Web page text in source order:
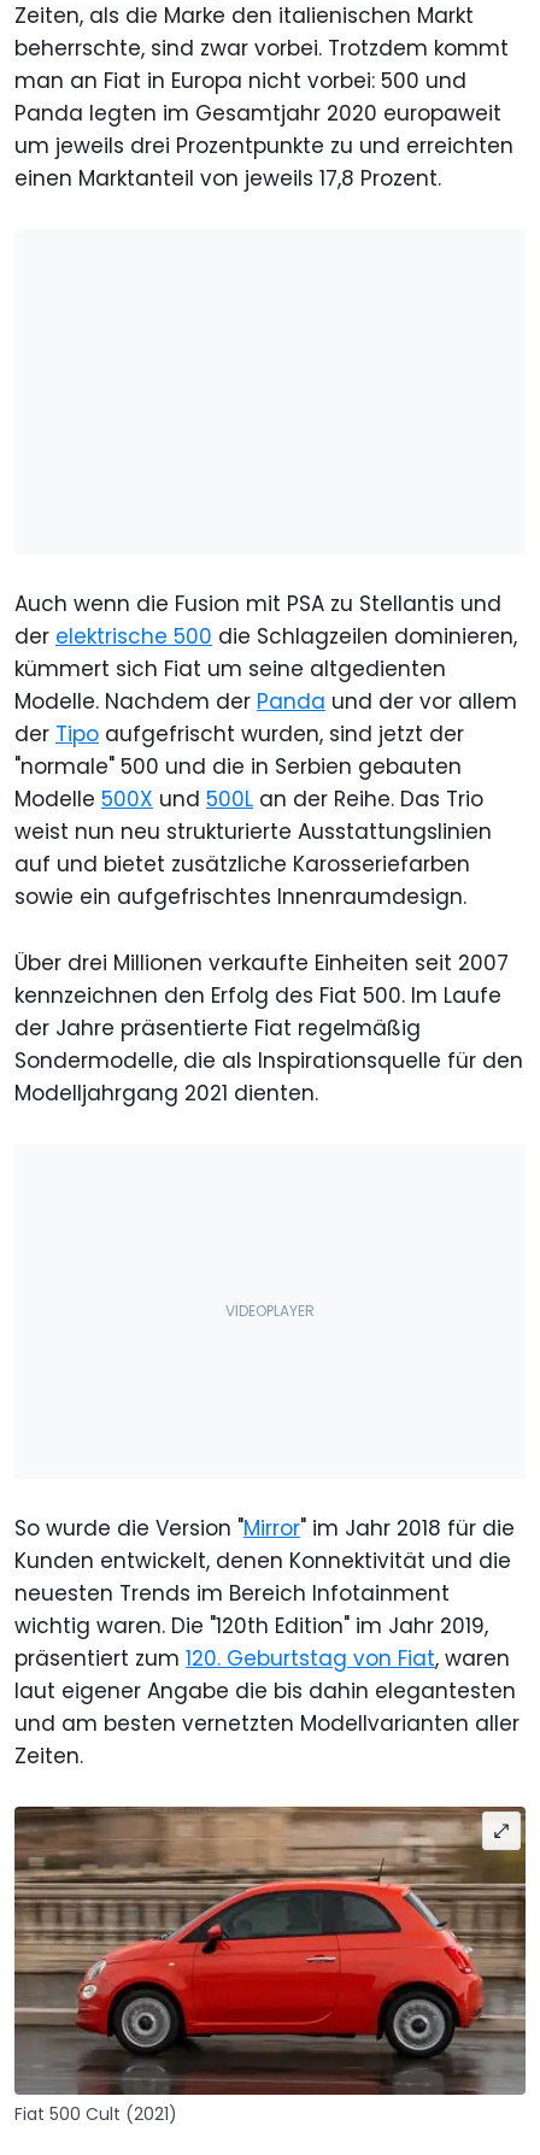
Zeiten, als die Marke den italienischen Markt
beherrschte, sind zwar vorbei. Trotzdem kommt
man an Fiat in Europa nicht vorbei: 500 und
Panda legten im Gesamtjahr 2020 europaweit
um jeweils drei Prozentpunkte zu und erreichten
einen Marktanteil von jeweils 17,8 Prozent.
Auch wenn die Fusion mit PSA zu Stellantis und
der elektrische 500 die Schlagzeilen dominieren,
kümmert sich Fiat um seine altgedienten
Modelle. Nachdem der Panda und der vor allem
der Tipo aufgefrischt wurden, sind jetzt der
"normale" 500 und die in Serbien gebauten
Modelle 500X und 500L an der Reihe. Das Trio
weist nun neu strukturierte Ausstattungslinien
auf und bietet zusätzliche Karosseriefarben
sowie ein aufgefrischtes Innenraumdesign.
Über drei Millionen verkaufte Einheiten seit 2007
kennzeichnen den Erfolg des Fiat 500. Im Laufe
der Jahre präsentierte Fiat regelmäßig
Sondermodelle, die als Inspirationsquelle für den
Modelljahrgang 2021 dienten.
So wurde die Version "Mirror" im Jahr 2018 für die
Kunden entwickelt, denen Konnektivität und die
neuesten Trends im Bereich Infotainment
wichtig waren. Die "120th Edition" im Jahr 2019,
präsentiert zum 120. Geburtstag von Fiat, waren
laut eigener Angabe die bis dahin elegantesten
und am besten vernetzten Modellvarianten aller
Zeiten.
Fiat 500 Cult (2021)